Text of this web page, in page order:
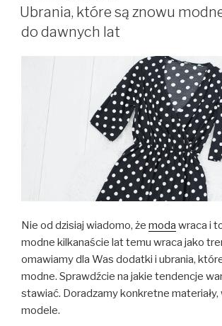
W
Ubrania, które są znowu
do dawnych lat
Nie od dzisiaj wiadomo, że moda wraca i
modne kilkanaście lat temu wraca jako
omawiamy dla Was dodatki i ubrania,
modne. Sprawdźcie na jakie tendencje
stawiać. Doradzamy konkretne materiały,
modele.